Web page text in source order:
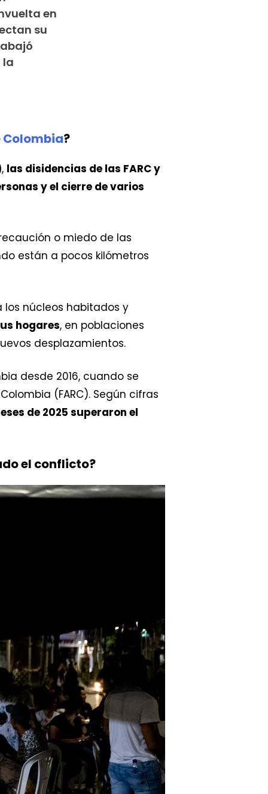
en
su
la
Colombia?
, las disidencias de las FARC y
y el cierre de varios
o miedo de las
están a pocos kilómetros
núcleos habitados y
hogares, en poblaciones
desplazamientos.
desde 2016, cuando se
(FARC). Según cifras
de 2025 superaron el
el conflicto?